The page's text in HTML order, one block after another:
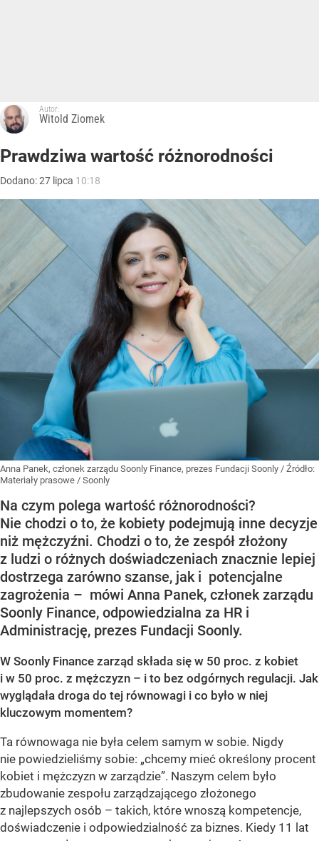
Autor:
Witold Ziomek
Prawdziwa wartość różnorodności
Dodano:27 lipca 10:18
Anna Panek, członek zarządu Soonly Finance, prezes Fundacji Soonly / Źródło:
Materiały prasowe / Soonly
Na czym polega wartość różnorodności?
Nie chodzi o to, że kobiety podejmują inne decyzje
niż mężczyźni. Chodzi o to, że zespół złożony
z ludzi o różnych doświadczeniach znacznie lepiej
dostrzega zarówno szanse, jak i potencjalne
zagrożenia – mówi Anna Panek, członek zarządu
Soonly Finance, odpowiedzialna za HR i
Administrację, prezes Fundacji Soonly.
W Soonly Finance zarząd składa się w 50 proc. z kobiet
i w 50 proc. z mężczyzn – i to bez odgórnych regulacji. Jak
wyglądała droga do tej równowagi i co było w niej
kluczowym momentem?
Ta równowaga nie była celem samym w sobie. Nigdy
nie powiedzieliśmy sobie: „chcemy mieć określony procent
kobiet i mężczyzn w zarządzie”. Naszym celem było
zbudowanie zespołu zarządzającego złożonego
z najlepszych osób – takich, które wnoszą kompetencje,
doświadczenie i odpowiedzialność za biznes. Kiedy 11 lat